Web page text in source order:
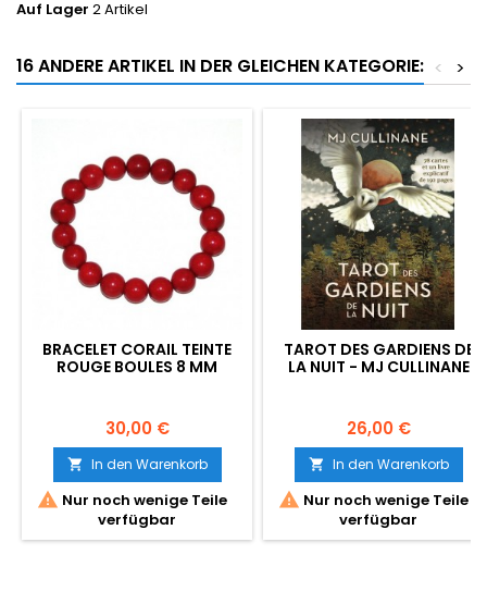
Auf Lager 2 Artikel
16 ANDERE ARTIKEL IN DER GLEICHEN KATEGORIE: >
<
BRACELET CORAIL TEINTE
ROUGE BOULES 8 MM
Preis
30,00 €
 In den Warenkorb
 Nur noch wenige Teile
verfügbar
TAROT DES GARDIENS DE
LA NUIT - MJ CULLINANE
Preis
26,00 €
 In den Warenkorb
 Nur noch wenige Teile
verfügbar